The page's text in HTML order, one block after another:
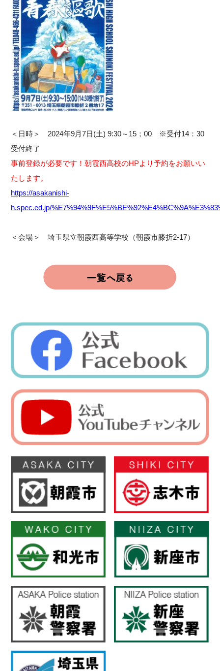
＜日時＞ 2024年9月7日(土) 9:30～15；00 ※受付14：30
受付終了
事前登録が必要です！朝霞西高校のHPより予約をお願いい
たします。
https://asakanishi-
h.spec.ed.jp/
＜会場＞ 埼玉県立朝霞西高等学校（朝霞市膝折2-17）